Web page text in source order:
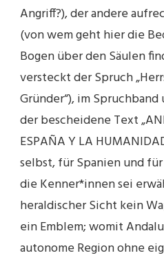
Angriff?), der andere
(von wem geht hier die
Bogen über den Säulen
versteckt der Spruch
Gründer“), im
der bescheidene Text
ESPAÑA Y LA
selbst, für Spanien und
die Kenner*innen sei
heraldischer Sicht kein
ein Emblem; womit
autonome Region ohne